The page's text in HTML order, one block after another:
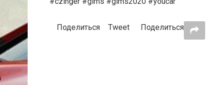
Поделиться Tweet Поделиться